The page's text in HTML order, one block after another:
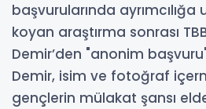
başvurularında ayrımcılığa
koyan araştırma sonrası
Demir’den "anonim
Demir, isim ve fotoğraf
gençlerin mülakat şansı